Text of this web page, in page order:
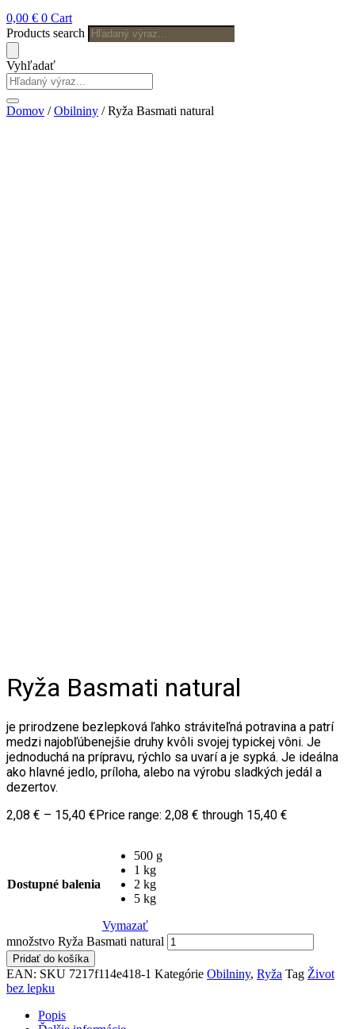
0,00 € 0 Cart
Products search
Vyhľadať
Domov /Obilniny / Ryža Basmati natural
Ryža Basmati natural
je prirodzene bezlepková ľahko stráviteľná potravina a patrí
medzi najobľúbenejšie druhy kvôli svojej typickej vôni. Je
jednoduchá na prípravu, rýchlo sa uvarí a je sypká. Je ideálna
ako hlavné jedlo, príloha, alebo na výrobu sladkých jedál a
dezertov.
2,08 € – 15,40 € Price range: 2,08 € through 15,40 €
Dostupné balenia
500 g
1 kg
2 kg
5 kg
Vymazať
množstvo Ryža Basmati natural
Pridať do košíka
EAN: SKU 7217f114e418-1 Kategórie Obilniny, Ryža Tag Život
bez lepku
Popis